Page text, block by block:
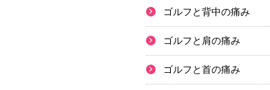
ゴルフと背中の痛み
ゴルフと肩の痛み
ゴルフと首の痛み